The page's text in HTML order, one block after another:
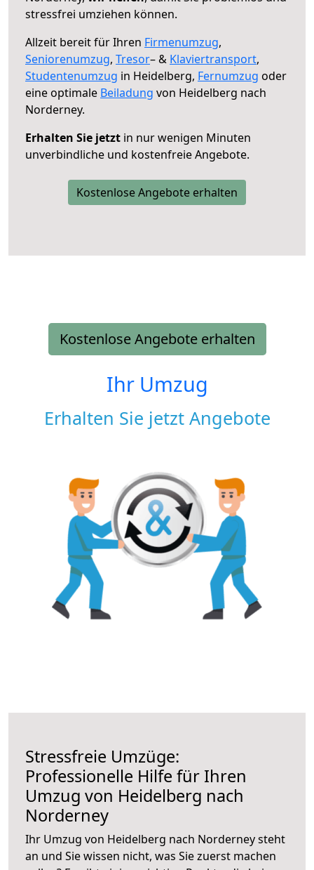
stressfrei umziehen können.
Allzeit bereit für Ihren Firmenumzug,
Seniorenumzug, Tresor– & Klaviertransport,
Studentenumzug in Heidelberg, Fernumzug oder
eine optimale Beiladung von Heidelberg nach
Norderney.
Erhalten Sie jetzt in nur wenigen Minuten
unverbindliche und kostenfreie Angebote.
Kostenlose Angebote erhalten
Kostenlose Angebote erhalten
Ihr Umzug
Erhalten Sie jetzt Angebote
Stressfreie Umzüge:
Professionelle Hilfe für Ihren
Umzug von Heidelberg nach
Norderney
Ihr Umzug von Heidelberg nach Norderney steht
an und Sie wissen nicht, was Sie zuerst machen